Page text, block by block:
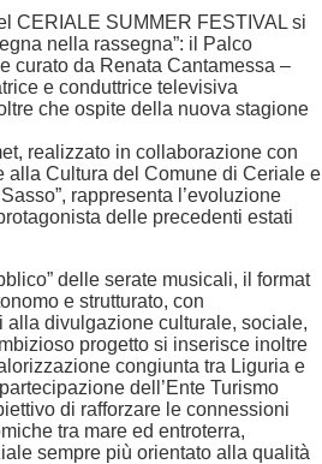
CERIALE SUMMER FESTIVAL si
nella rassegna”: il Palco
curato da Renata Cantamessa –
e conduttrice televisiva
che ospite della nuova stagione
realizzato in collaborazione con
alla Cultura del Comune di Ceriale e
rappresenta l’evoluzione
delle precedenti estati
delle serate musicali, il format
e strutturato, con
divulgazione culturale, sociale,
progetto si inserisce inoltre
congiunta tra Liguria e
dell’Ente Turismo
di rafforzare le connessioni
tra mare ed entroterra,
sempre più orientato alla qualità